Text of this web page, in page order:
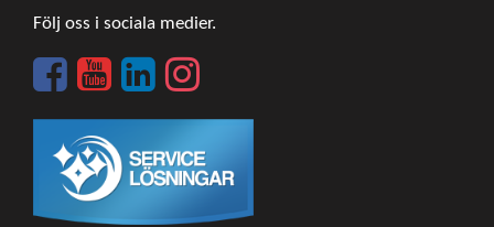
Följ oss i sociala medier.